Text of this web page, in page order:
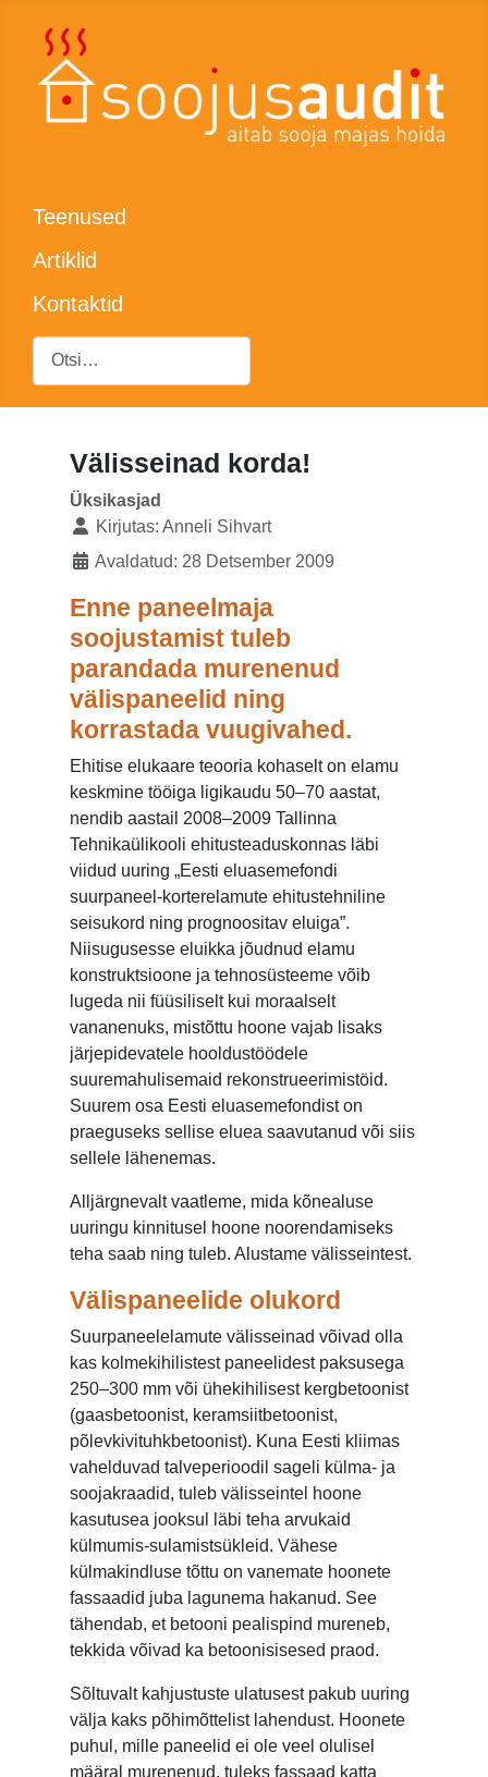
Teenused
Artiklid
Kontaktid
Otsing
Välisseinad korda!
Üksikasjad
Kirjutas: Anneli Sihvart
Avaldatud: 28 Detsember 2009
Enne paneelmaja
soojustamist tuleb
parandada murenenud
välispaneelid ning
korrastada vuugivahed.
Ehitise elukaare teooria kohaselt on elamu
keskmine tööiga ligikaudu 50–70 aastat,
nendib aastail 2008–2009 Tallinna
Tehnikaülikooli ehitusteaduskonnas läbi
viidud uuring „Eesti eluasemefondi
suurpaneel-korterelamute ehitustehniline
seisukord ning prognoositav eluiga”.
Niisugusesse eluikka jõudnud elamu
konstruktsioone ja tehnosüsteeme võib
lugeda nii füüsiliselt kui moraalselt
vananenuks, mistõttu hoone vajab lisaks
järjepidevatele hooldustöödele
suuremahulisemaid rekonstrueerimistöid.
Suurem osa Eesti eluasemefondist on
praeguseks sellise eluea saavutanud või siis
sellele lähenemas.
Alljärgnevalt vaatleme, mida kõnealuse
uuringu kinnitusel hoone noorendamiseks
teha saab ning tuleb. Alustame välisseintest.
Välispaneelide olukord
Suurpaneelelamute välisseinad võivad olla
kas kolmekihilistest paneelidest paksusega
250–300 mm või ühekihilisest kergbetoonist
(gaasbetoonist, keramsiitbetoonist,
põlevkivituhkbetoonist). Kuna Eesti kliimas
vahelduvad talveperioodil sageli külma- ja
soojakraadid, tuleb välisseintel hoone
kasutusea jooksul läbi teha arvukaid
külmumis-sulamistsükleid. Vähese
külmakindluse tõttu on vanemate hoonete
fassaadid juba lagunema hakanud. See
tähendab, et betooni pealispind mureneb,
tekkida võivad ka betoonisisesed praod.
Sõltuvalt kahjustuste ulatusest pakub uuring
välja kaks põhimõttelist lahendust. Hoonete
puhul, mille paneelid ei ole veel olulisel
määral murenenud, tuleks fassaad katta